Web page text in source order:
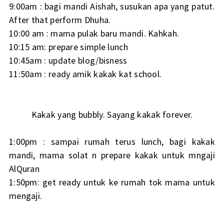
9:00am : bagi mandi Aishah, susukan apa yang patut.
After that perform Dhuha.
10:00 am : mama pulak baru mandi. Kahkah.
10:15 am: prepare simple lunch
10:45am : update blog/bisness
11:50am : ready amik kakak kat school.
Kakak yang bubbly. Sayang kakak forever.
1:00pm : sampai rumah terus lunch, bagi kakak
mandi, mama solat n prepare kakak untuk mngaji
AlQuran
1:50pm: get ready untuk ke rumah tok mama untuk
mengaji.